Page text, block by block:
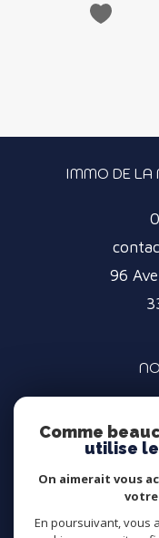
IMMO DE LA
96
Comme
utilise
On aimerait vous
En poursuivant, vous